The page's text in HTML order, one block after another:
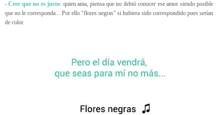
-Cree que no es justo: quien ama, piensa que no debió conocer ese amor siendo posible
que no le corresponda... Por ello "flores negras" si hubiera sido correspondido pues serían
de color.